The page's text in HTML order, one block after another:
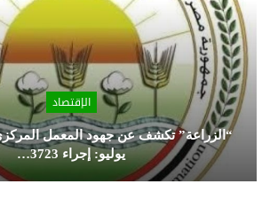
الإقتصاد
“الزراعة” تكشف عن جهود المعمل
يوليو: إجراء 3723…